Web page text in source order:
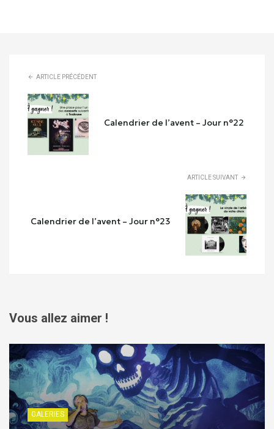
ARTICLE PRÉCÉDENT
Calendrier de l’avent – Jour n°22
ARTICLE SUIVANT
Calendrier de l’avent – Jour n°23
Vous allez aimer !
GALERIES